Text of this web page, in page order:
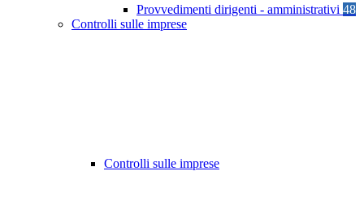
Provvedimenti dirigenti - amministrativi 48
Controlli sulle imprese
Controlli sulle imprese